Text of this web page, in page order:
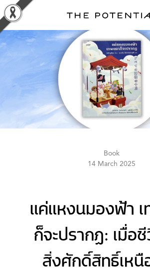
Skip
to
content
Book
14 March 2025
แค่แหงนมองฟ้า เ
ก็จะปรากฏ: เมื่อ
สิ่งศักดิ์สิทธิ์เหนื